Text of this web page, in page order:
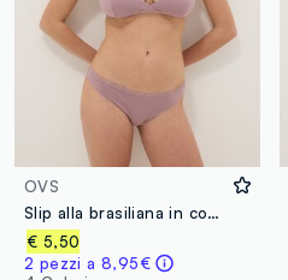
OVS
Slip alla brasiliana in cotone elasticizzato rosa regular fit
€ 5,50
2 pezzi a 8,95€